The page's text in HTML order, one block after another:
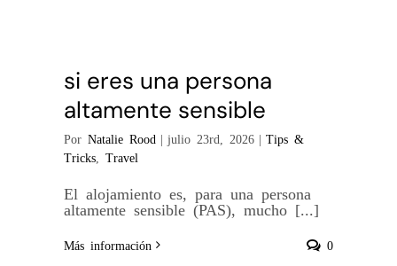
si eres una persona
altamente sensible
Por Natalie Rood | julio 23rd, 2026 | Tips &
Tricks, Travel
El alojamiento es, para una persona
altamente sensible (PAS), mucho [...]
Más información 0